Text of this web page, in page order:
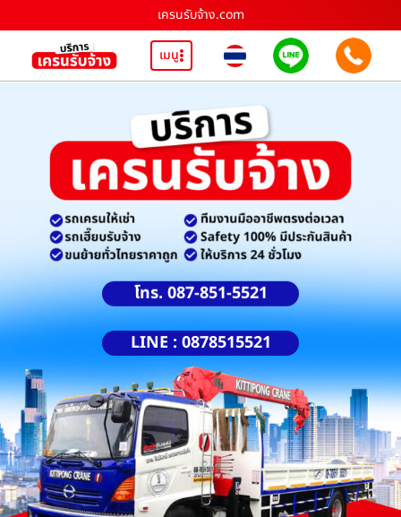
เครนรับจ้าง.com
เมนู
โทร. 087-851-5521
LINE : 0878515521